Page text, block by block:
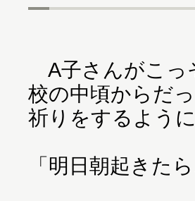
A子さんがこっ
校の中頃からだ
祈りをするように
「明日朝起きた